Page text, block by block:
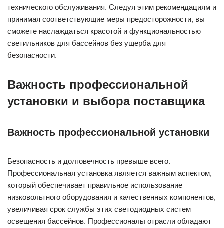
технического обслуживания. Следуя этим рекомендациям и
принимая соответствующие меры предосторожности, вы
сможете наслаждаться красотой и функциональностью
светильников для бассейнов без ущерба для
безопасности.
Важность профессиональной
установки и выбора поставщика
Важность профессиональной установки
Безопасность и долговечность превыше всего.
Профессиональная установка является важным аспектом,
который обеспечивает правильное использование
низковольтного оборудования и качественных компонентов,
увеличивая срок службы этих светодиодных систем
освещения бассейнов. Профессионалы отрасли обладают